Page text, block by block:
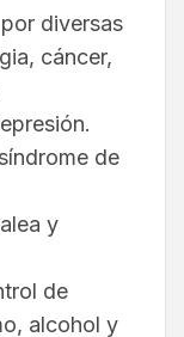
diversas
cáncer,
de
y
de
alcohol y